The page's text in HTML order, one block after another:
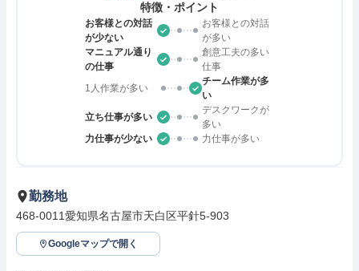
特徴・ポイント
お客様との対話
が少ない
お客様との対話
が多い
マニュアル通り
の仕事
創意工夫の多い
仕事
1人作業が多い
チーム作業が多
い
立ち仕事が多い
デスクワークが
多い
力仕事が少ない
力仕事が多い
勤務地
468-0011愛知県名古屋市天白区平針5-903
Googleマップで開く